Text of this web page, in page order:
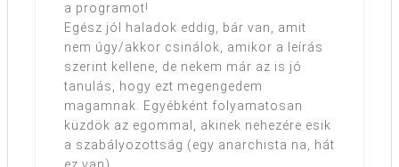
a programot!
Egész jól haladok eddig, bár van, amit
nem úgy/akkor csinálok, amikor a leírás
szerint kellene, de nekem már az is jó
tanulás, hogy ezt megengedem
magamnak. Egyébként folyamatosan
küzdök az egommal, akinek nehezére esik
a szabályozottság (egy anarchista na, hát